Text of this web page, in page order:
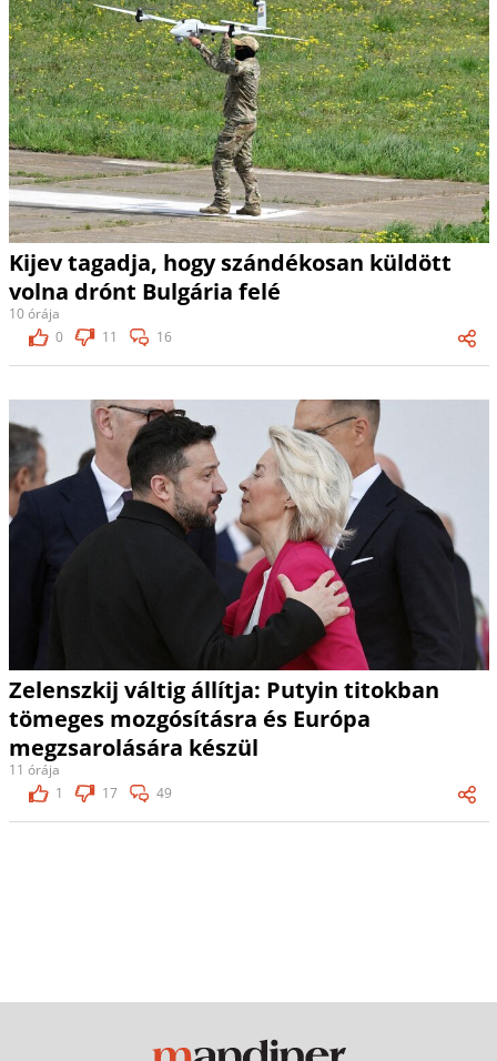
Kijev tagadja, hogy szándékosan küldött
volna drónt Bulgária felé
10 órája
0
11 16
Zelenszkij váltig állítja: Putyin titokban
tömeges mozgósításra és Európa
megzsarolására készül
11 órája
1
17 49